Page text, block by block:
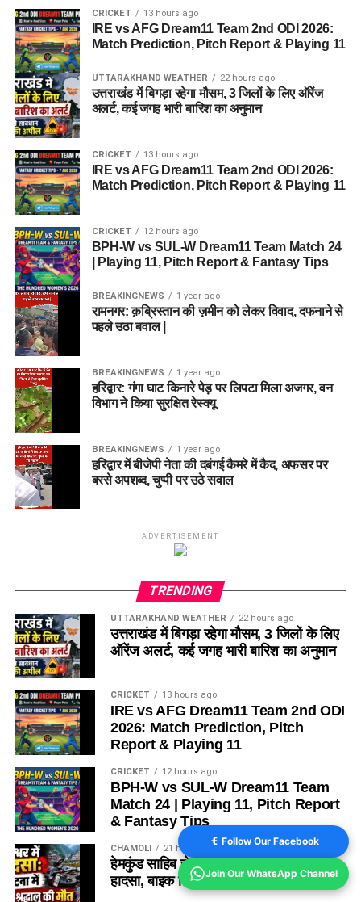
CRICKET 13 hours ago
IRE vs AFG Dream11 Team 2nd ODI 2026:
Match Prediction, Pitch Report & Playing 11
UTTARAKHAND WEATHER 22 hours ago
उत्तराखंड में बिगड़ा रहेगा मौसम, 3 जिलों के लिए ऑरेंज
अलर्ट, कई जगह भारी बारिश का अनुमान
CRICKET 13 hours ago
IRE vs AFG Dream11 Team 2nd ODI 2026:
Match Prediction, Pitch Report & Playing 11
CRICKET 12 hours ago
BPH-W vs SUL-W Dream11 Team Match 24
| Playing 11, Pitch Report & Fantasy Tips
BREAKINGNEWS 1 year ago
रामनगर: क़ब्रिस्तान की ज़मीन को लेकर विवाद, दफनाने से
पहले उठा बवाल |
BREAKINGNEWS 1 year ago
हरिद्वार: गंगा घाट किनारे पेड़ पर लिपटा मिला अजगर, वन
विभाग ने किया सुरक्षित रेस्क्यू
BREAKINGNEWS 1 year ago
हरिद्वार में बीजेपी नेता की दबंगई कैमरे में कैद, अफसर पर
बरसे अपशब्द, चुप्पी पर उठे सवाल
ADVERTISEMENT
TRENDING
UTTARAKHAND WEATHER 22 hours ago
उत्तराखंड में बिगड़ा रहेगा मौसम, 3 जिलों के लिए
ऑरेंज अलर्ट, कई जगह भारी बारिश का अनुमान
CRICKET 13 hours ago
IRE vs AFG Dream11 Team 2nd ODI
2026: Match Prediction, Pitch
Report & Playing 11
CRICKET 12 hours ago
BPH-W vs SUL-W Dream11 Team
Match 24 | Playing 11, Pitch Report
& Fantasy Tips
CHAMOLI 21 hours ago
हेमकुंड साहिब से लौटते वक्त हुआ दर्दनाक
हादसा, बाइक फिसलने से एक श्रद्धालु की मौत
Follow Our Facebook
Join Our WhatsApp Channel